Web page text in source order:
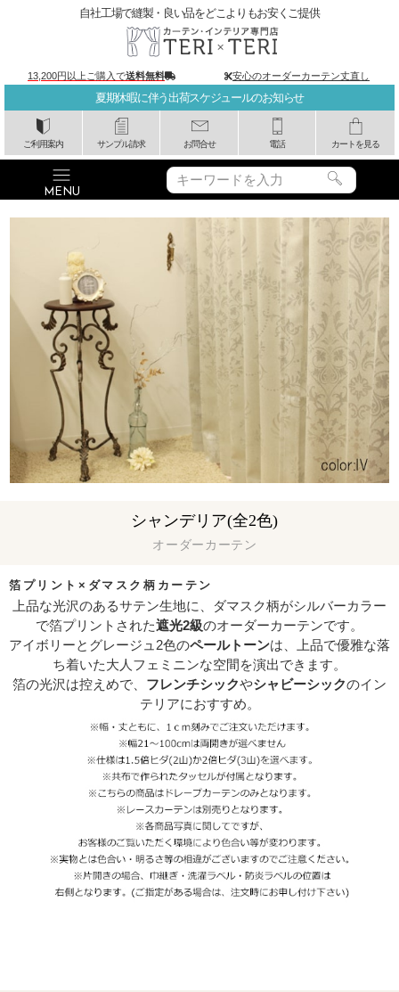
夏期休暇に伴う出荷スケジュールのお知らせ
ご利用案内 サンプル請求 お問合せ 電話 カートを見る
自社工場で縫製・良い品をどこよりもお安くご提供
13,200円以上ご購入で送料無料 安心のオーダーカーテン丈直し
箔プリント×ダマスク柄カーテン
オーダーカーテン
シャンデリア(全2色)
上品な光沢のあるサテン生地に、ダマスク柄がシルバーカラー
で箔プリントされた遮光2級のオーダーカーテンです。
アイボリーとグレージュ2色のペールトーンは、上品で優雅な落
ち着いた大人フェミニンな空間を演出できます。
箔の光沢は控えめで、 フレンチシックやシャビーシックのイン
テリアにおすすめ。